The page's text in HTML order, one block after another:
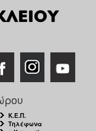
Κ.Ε.Π.
Τηλέφωνα